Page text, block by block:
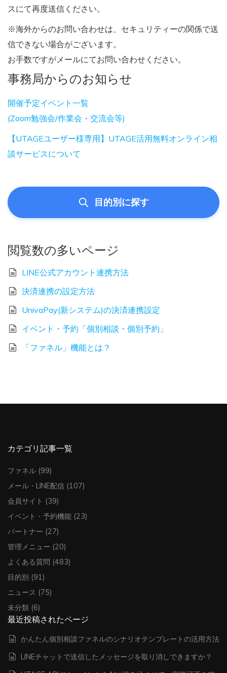
スにて再度送信ください。
※海外からのお問い合わせは、セキュリティーの関係で送
信できない場合がございます。
お手数ですがメールにてお問い合わせください。
事務局からのお知らせ
開催予定イベント一覧
(Zoom勉強会/作業会・交流会等)
【UTAGEユーザー様専用】UTAGE活用無料オンライン相
談サービスについて
目的別に探す
閲覧数の多いページ
LINE公式アカウント連携方法
決済連携の設定方法
UnivaPay(新システム)の決済連携設定
イベント・予約「個別相談・個別予約」
「ファネル」機能とは？
カテゴリ記事一覧
ファネル (99)
メール・LINE配信 (107)
会員サイト (39)
イベント・予約機能 (23)
パートナー (27)
管理メニュー (20)
よくある質問 (483)
目的別 (91)
ニュース (75)
未分類 (6)
最近投稿されたページ
かんたん個別相談ファネルのシナリオテンプレートの活用方法
LINEチャットで送信したメッセージを取り消しできますか？